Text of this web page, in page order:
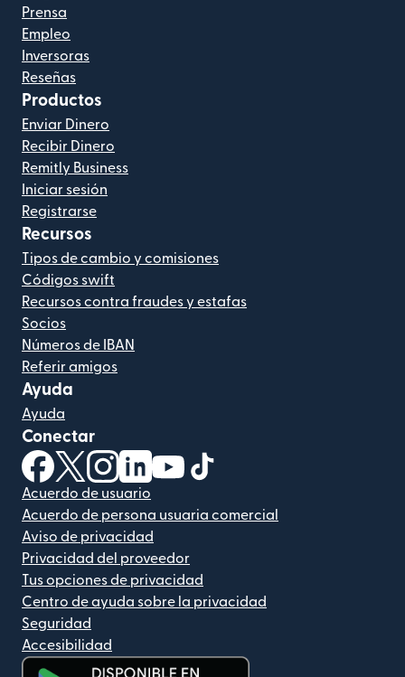
Prensa
Empleo
Inversoras
Reseñas
Productos
Enviar Dinero
Recibir Dinero
Remitly Business
Iniciar sesión
Registrarse
Recursos
Tipos de cambio y comisiones
Códigos swift
Recursos contra fraudes y estafas
Socios
Números de IBAN
Referir amigos
Ayuda
Ayuda
Conectar
(se abre en una ventana nueva)
(se abre en una ventana nueva)
(se abre en una ventana nueva)
(se abre en una ventana nueva)
(se abre en una ventana nueva)
Acuerdo de usuario
Acuerdo de persona usuaria comercial
Aviso de privacidad
Privacidad del proveedor
Tus opciones de privacidad
Centro de ayuda sobre la privacidad
Seguridad
Accesibilidad